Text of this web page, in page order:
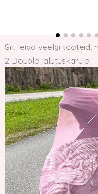
Siit leiad veelgi tooteid,
2 Double jalutuskärule: